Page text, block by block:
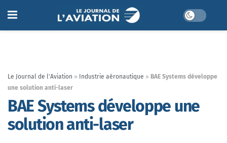
Le Journal de l'Aviation » Industrie aéronautique » BAE Systems développe
une solution anti-laser
BAE Systems développe une
solution anti-laser